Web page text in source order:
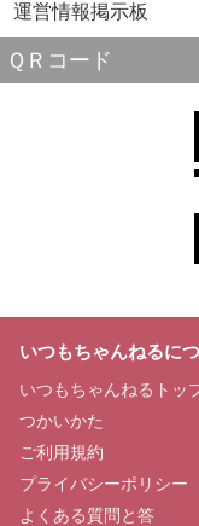
運営情報掲示板
ＱＲコード
いつもちゃんねるに
いつもちゃんねるトッ
つかいかた
ご利用規約
プライバシーポリシー
よくある質問と答